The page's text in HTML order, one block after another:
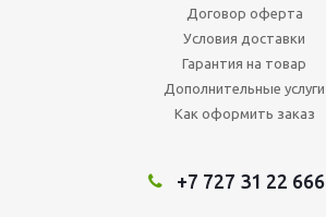
Договор оферта
Условия доставки
Гарантия на товар
Дополнительные услуги
Как оформить заказ
+7 727 31 22 666